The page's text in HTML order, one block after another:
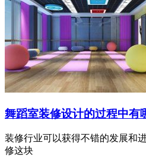
舞蹈室装修设计的过程中有
装修行业可以获得不错的发展和
修这块